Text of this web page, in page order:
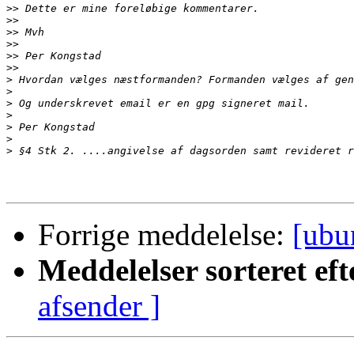
>>
>>
>>
>>
>>
>>
>
>
>
>
>
>
>
Forrige meddelelse:
Meddelelser sorteret
afsender ]